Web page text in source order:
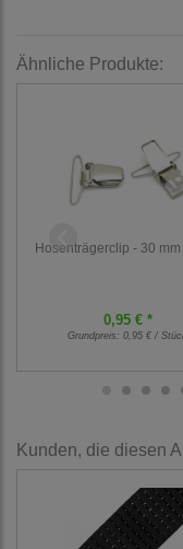
Ähnliche Produkte:
Hosenträgerclip - 30 mm
0,95 € *
Grundpreis: 0,95 € /
Kunden, die diesen